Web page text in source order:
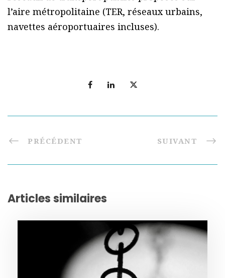
l’aire métropolitaine (TER, réseaux urbains,
navettes aéroportuaires incluses).
PRÉCÉDENT SUIVANT
Articles similaires